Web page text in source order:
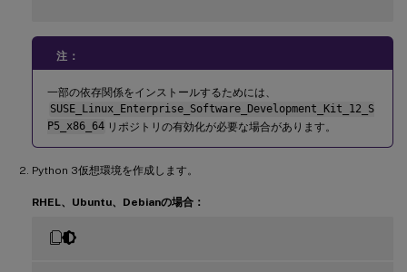
注：
一部の依存関係をインストールするためには、
SUSE_Linux_Enterprise_Software_Development_Kit_12_S
P5_x86_64 リポジトリの有効化が必要な場合があります。
Python 3仮想環境を作成します。
RHEL、Ubuntu、Debianの場合：